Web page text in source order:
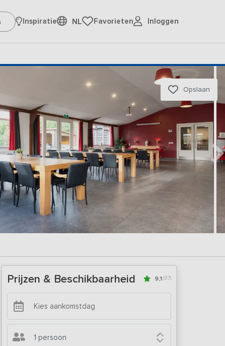
Inspiratie NL Favorieten Inloggen
Opslaan
Prijzen & Beschikbaarheid 9,1 (37)
1 persoon